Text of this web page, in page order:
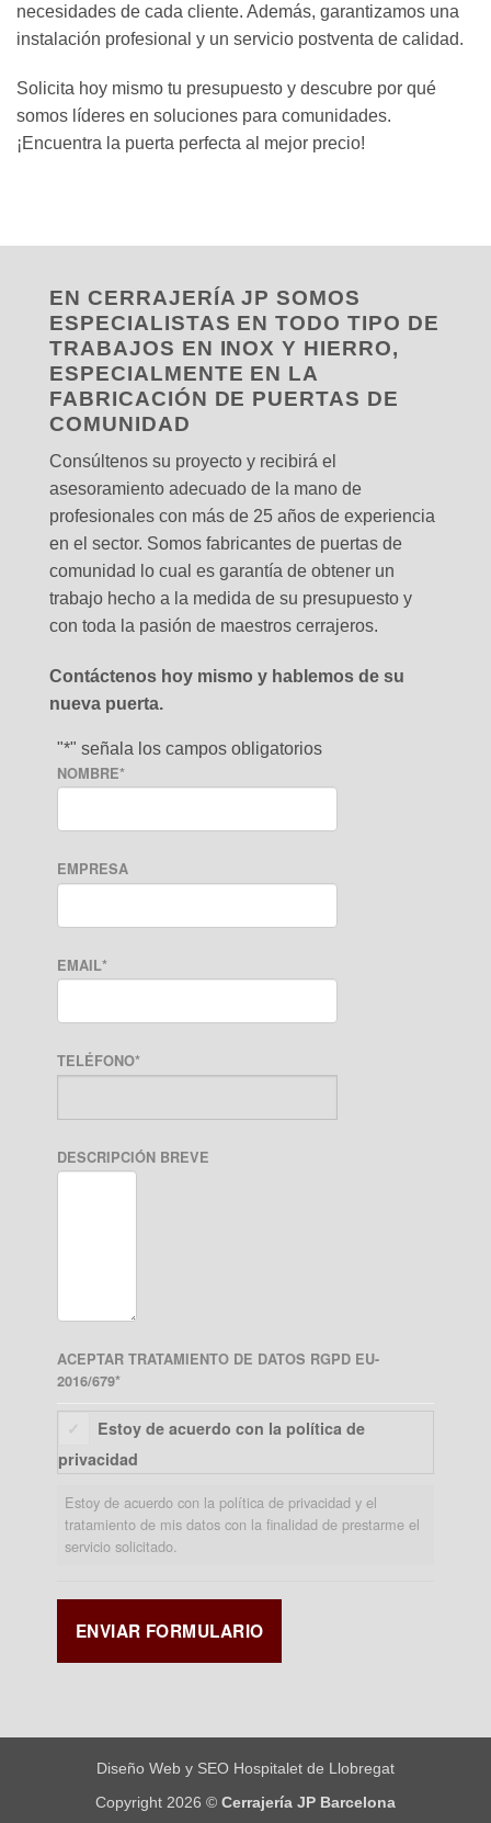
necesidades de cada cliente. Además, garantizamos una
instalación profesional y un servicio postventa de calidad.
Solicita hoy mismo tu presupuesto y descubre por qué
somos líderes en soluciones para comunidades.
¡Encuentra la puerta perfecta al mejor precio!
EN CERRAJERÍA JP SOMOS
ESPECIALISTAS EN TODO TIPO DE
TRABAJOS EN INOX Y HIERRO,
ESPECIALMENTE EN LA
FABRICACIÓN DE PUERTAS DE
COMUNIDAD
Consúltenos su proyecto y recibirá el
asesoramiento adecuado de la mano de
profesionales con más de 25 años de experiencia
en el sector. Somos fabricantes de puertas de
comunidad lo cual es garantía de obtener un
trabajo hecho a la medida de su presupuesto y
con toda la pasión de maestros cerrajeros.
Contáctenos hoy mismo y hablemos de su
nueva puerta.
"*" señala los campos obligatorios
NOMBRE*
EMPRESA
EMAIL*
TELÉFONO*
DESCRIPCIÓN BREVE
ACEPTAR TRATAMIENTO DE DATOS RGPD EU-
2016/679*
Estoy de acuerdo con la política de
privacidad
Estoy de acuerdo con la política de privacidad y el
tratamiento de mis datos con la finalidad de prestarme el
servicio solicitado.
Diseño Web y SEO Hospitalet de Llobregat
Copyright 2026 © Cerrajería JP Barcelona